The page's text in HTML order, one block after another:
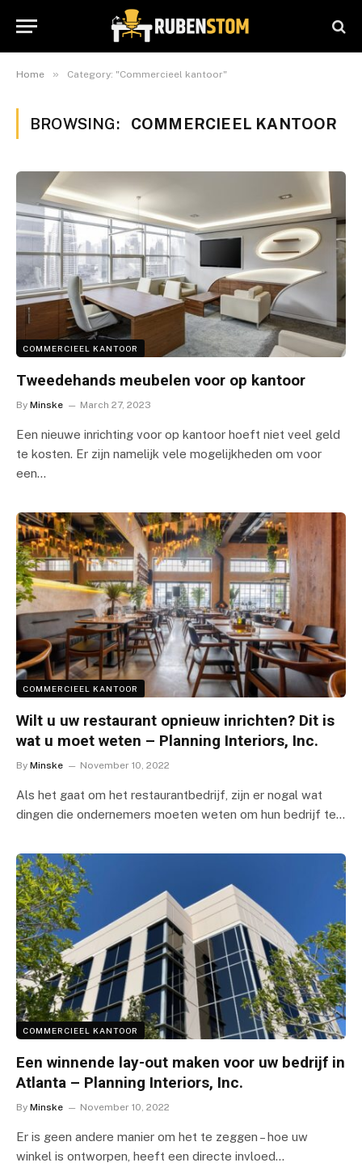
Home » Category: "Commercieel kantoor"
BROWSING: COMMERCIEEL KANTOOR
COMMERCIEEL KANTOOR
Tweedehands meubelen voor op kantoor
By Minske March 27, 2023
Een nieuwe inrichting voor op kantoor hoeft niet veel geld
te kosten. Er zijn namelijk vele mogelijkheden om voor
een…
COMMERCIEEL KANTOOR
Wilt u uw restaurant opnieuw inrichten? Dit is
wat u moet weten – Planning Interiors, Inc.
By Minske November 10, 2022
Als het gaat om het restaurantbedrijf, zijn er nogal wat
dingen die ondernemers moeten weten om hun bedrijf te…
COMMERCIEEL KANTOOR
Een winnende lay-out maken voor uw bedrijf in
Atlanta – Planning Interiors, Inc.
By Minske November 10, 2022
Er is geen andere manier om het te zeggen – hoe uw
winkel is ontworpen, heeft een directe invloed…